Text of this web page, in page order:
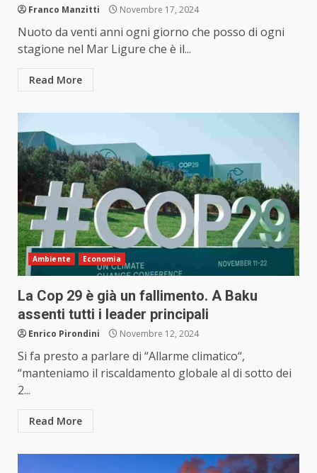
Franco Manzitti Novembre 17, 2024
Nuoto da venti anni ogni giorno che posso di ogni
stagione nel Mar Ligure che è il...
Read More
Ambiente Economia
La Cop 29 è già un fallimento. A Baku
assenti tutti i leader principali
Enrico Pirondini Novembre 12, 2024
Si fa presto a parlare di “Allarme climatico“,
“manteniamo il riscaldamento globale al di sotto dei
2...
Read More